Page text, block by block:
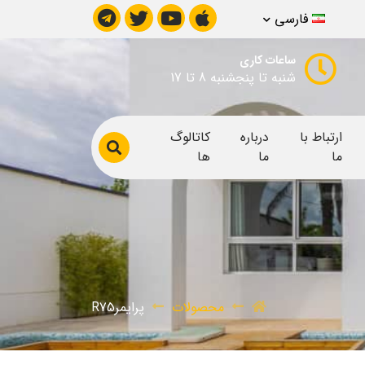
فارسی
ساعات کاری
شنبه تا پنجشنبه 8 تا 17
ارتباط با
ما
درباره
ما
کاتالوگ
ها
محصولات پرایمرR75